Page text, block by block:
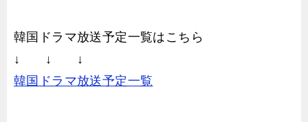
韓国ドラマ放送予定一覧はこちら
↓ ↓ ↓
韓国ドラマ放送予定一覧